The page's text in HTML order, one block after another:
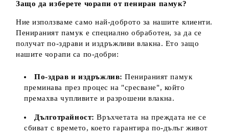
Защо да изберете чорапи от пениран памук?
Ние използваме само най-доброто за нашите клиенти.
Пенираният памук е специално обработен, за да се
получат по-здрави и издръжливи влакна. Ето защо
нашите чорапи са по-добри:
По-здрав и издръжлив: Пенираният памук
преминава през процес на "сресване", който
премахва чупливите и разрошени влакна.
Дълготрайност: Връхчетата на преждата не се
сбиват с времето, което гарантира по-дълъг живот